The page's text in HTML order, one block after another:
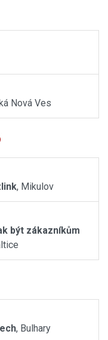
Nová Ves
, Mikulov
být zákazníkům
, Bulhary